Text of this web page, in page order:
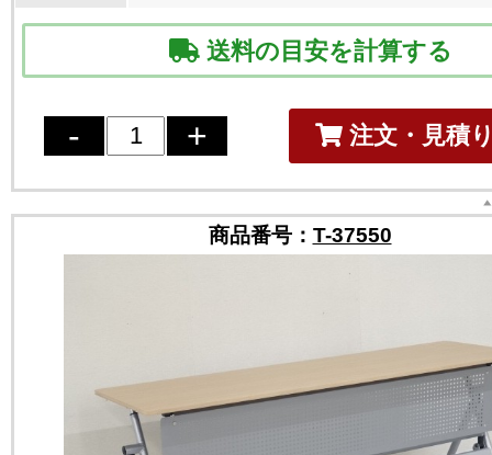
送料の目安を計算する
注文・見積
商品番号： T-37550